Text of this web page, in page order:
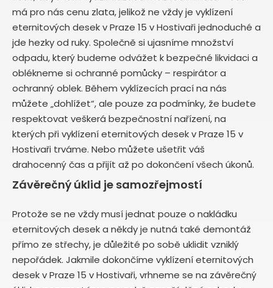
má pro nás cenu zlata, jelikož ne vždy je vyklízení
eternitových desek v Praze 15 v Hostivaři jednoduché a
jde hezky od ruky. Společně si ujasníme množství
odpadu, který budeme odvážet k bezpečné likvidaci a
oblékneme si ochranné pomůcky – respirátor a
ochranný oblek. Během vyklízecích prací na nás
můžete „dohlížet“, ale pouze za podmínky, že budete
respektovat veškerá bezpečnostní nařízení, na
kterých při vyklízení eternitových desek v Praze 15 v
Hostivaři trváme. Nebo můžete ušetřit váš
drahocenný čas a přijít až po dokončení všech úkonů.
Závěrečný úklid je samozřejmostí
Protože se ne vždy musí jednat pouze o nakládku
eternitových desek a někdy je nutná také demontáž
přímo ze střechy, je důležité po sobě uklidit vzniklý
nepořádek. Jakmile dokončíme vyklízení eternitových
desek v Praze 15 v Hostivaři, vrhneme se na závěrečný